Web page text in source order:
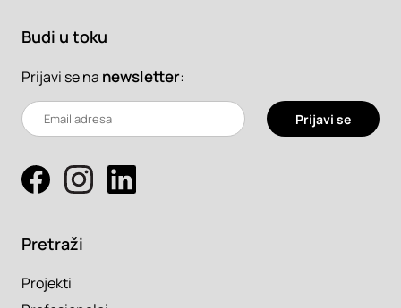
Budi u toku
Prijavi se na newsletter:
Prijavi se
Pretraži
Projekti